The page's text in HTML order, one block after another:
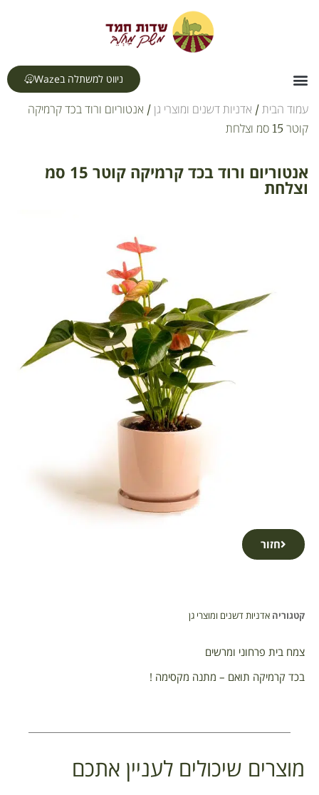
ניווט למשתלה בWaze
עמוד הבית / אדניות דשנים ומוצרי גן / אנטוריום ורוד בכד קרמיקה
קוטר 15 סמ וצלחת
אנטוריום ורוד בכד קרמיקה קוטר 15 סמ
וצלחת
חזור
קטגוריה אדניות דשנים ומוצרי גן
צמח בית פרחוני ומרשים
בכד קרמיקה תואם – מתנה מקסימה !
מוצרים שיכולים לעניין אתכם